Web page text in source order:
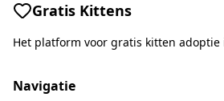
Gratis Kittens
Het platform voor gratis kitten
Navigatie